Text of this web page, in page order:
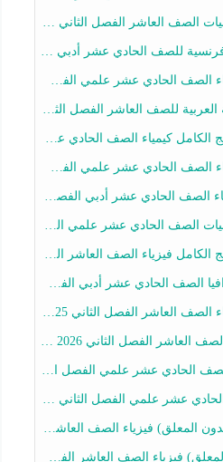
العاشر الفصل الثاني 2025-2026
الحادي عشر أدبي الفصل الثاني 2025-2026
عشر علمي الفصل الثاني 2025-2026
للصف العاشر الفصل الثاني 2025-2026
الصف الحادي عشر علمي الفصل الثاني 2025-2026
عشر علمي الفصل الثاني 2025-2026
عشر أدبي الفصل الثاني 2025-2026
عشر علمي الفصل الثاني 2025-2026
الصف العاشر الفصل الثاني 2025-2026
عشر أدبي الفصل الثاني 2025-2026
العاشر الفصل الثاني 2025-2026
الفصل الثاني 2026 أ هيثم الليثي
علمي الفصل الثاني 2025-2026 أ عمرو فايز
الفصل الثاني 2025-2026 أ عمرو فايز
فيزياء الصف العاشر الفصل الثاني أ أحمد نبيه
الصف العاشر الفصل الثاني أ أحمد نبيه